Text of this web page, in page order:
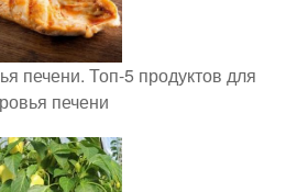
печени. Топ-5 продуктов для
печени